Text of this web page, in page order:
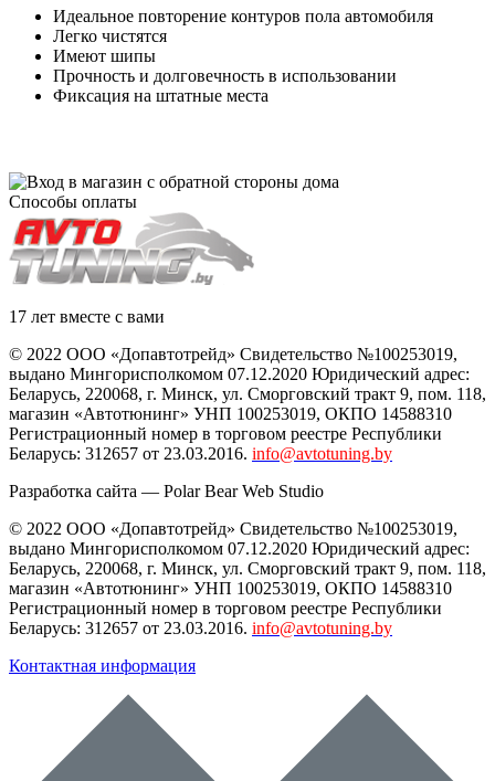
Идеальное повторение контуров пола автомобиля
Легко чистятся
Имеют шипы
Прочность и долговечность в использовании
Фиксация на штатные места
Способы оплаты
17 лет вместе с вами
© 2022 ООО «Допавтотрейд» Свидетельство №100253019,
выдано Мингорисполкомом 07.12.2020 Юридический адрес:
Беларусь, 220068, г. Минск, ул. Сморговский тракт 9, пом. 118,
магазин «Автотюнинг» УНП 100253019, ОКПО 14588310
Регистрационный номер в торговом реестре Республики
Беларусь: 312657 от 23.03.2016. info@avtotuning.by
Разработка сайта — Polar Bear Web Studio
© 2022 ООО «Допавтотрейд» Свидетельство №100253019,
выдано Мингорисполкомом 07.12.2020 Юридический адрес:
Беларусь, 220068, г. Минск, ул. Сморговский тракт 9, пом. 118,
магазин «Автотюнинг» УНП 100253019, ОКПО 14588310
Регистрационный номер в торговом реестре Республики
Беларусь: 312657 от 23.03.2016. info@avtotuning.by
Контактная информация